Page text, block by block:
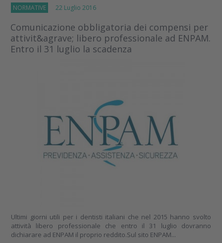
NORMATIVE 22 Luglio 2016
Comunicazione obbligatoria dei compensi per
attivit&agrave; libero professionale ad ENPAM.
Entro il 31 luglio la scadenza
Ultimi giorni utili per i dentisti italiani che nel 2015 hanno svolto
attività libero professionale che entro il 31 luglio dovranno
dichiarare ad ENPAM il proprio reddito.Sul sito ENPAM...